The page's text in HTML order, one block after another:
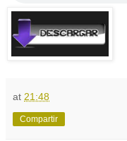
at 21:48
Compartir